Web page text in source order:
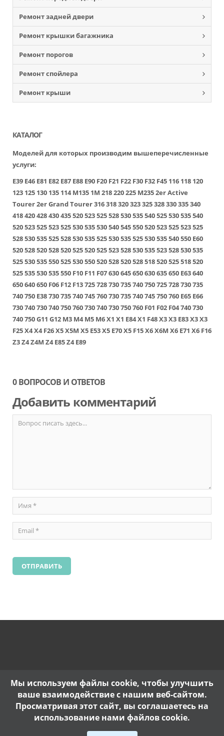
Ремонт задней двери
Ремонт крышки багажника
Ремонт порогов
Ремонт спойлера
Ремонт крыши
КАТАЛОГ
Моделей для которых производим вышеперечисленные
услуги:
E39 E46 E81 E82 E87 E88 E90 F20 F21 F22 F30 F32 F45 116 118 120
123 125 130 135 114 M135 1M 218220225 M2352er Active
Tourer2er Grand Tourer316318320323325328330335340
418420428430435520523525528530535540525530535540
520523525523525530535530540545550520523525523525
528530535525528530535525530535525530535540550 E60
520528520528520525520525523528530535523528530535
525530535550525530550520528520528518520525518520
525535530535550 F10 F11 F07630645650630635650 E63640
650640650 F06 F12 F13725728730735740750725728730735
740750 E38730735740745760730735740745750760 E65 E66
730740730740750760730740730750760 F01 F02 F04740730
740750G11 G12 M3 M4 M5 M6X1 X1 E84X1 F48X3X3 E83X3X3
F25X4X4 F26X5X5M X5 E53X5 E70X5 F15X6X6M X6 E71 X6 F16
Z3Z4Z4M Z4 E85Z4 E89
0 ВОПРОСОВ И ОТВЕТОВ
Добавить комментарий
Мы используем файлы cookie, чтобы улучшить
ваше взаимодействие с нашим веб-сайтом.
Просматривая этот сайт, вы соглашаетесь на
использование нами файлов cookie.